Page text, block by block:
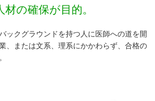
材の確保が目的。
ックグラウンドを持つ人に医師への道を開
、または文系、理系にかかわらず、合格の